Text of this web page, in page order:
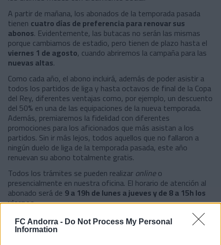
FC Andorra - Do Not Process My Personal
Information
A partir de mañana, los abonados de la temporada pasada
tienen cuatro días de preferencia para renovar sus
abonos. Evidentemente, las butacas no serán las mismas
porque cambiamos de estadio, pero tienen de plazo hasta el
viernes 1 de agosto, cuando abriremos la campaña para las
nuevas altas.
Como cada año, el abono incluirá, además de poder asistir a
todos los partidos de liga y hasta octavos de final de la Copa
del Rey, diferentes ventajas como, por ejemplo, un descuento
del 50% en una de las equipaciones de la nueva temporada.
Además, premiaremos la fidelidad con diferentes
promociones para los aficionados que más asistan a los
partidos. Sin ir más lejos, todos aquellos que no fallaron a
ningún duelo de liga de la temporada pasada, este año
renuevan su abono totalmente gratis.
Todos los trámites se pueden realizar onlineo
presencialmente en nuestra oficina. El horario de atención al
abonado será de 9 a 19h de lunes a jueves y de 8 a 15h los
viernes.
Para más información, podéisdescargar el dossier de la
campaña de abonados 25/26.